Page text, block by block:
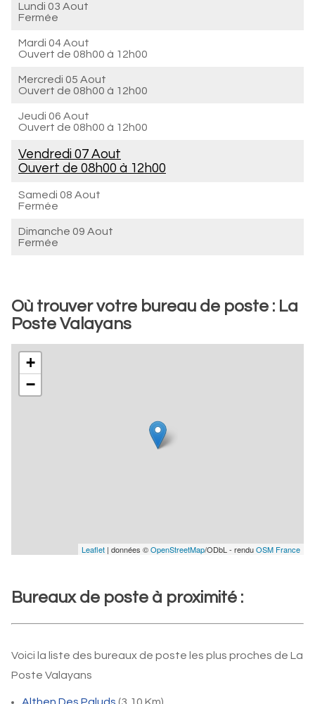
Lundi 03 Aout
Fermée
Mardi 04 Aout
Ouvert de 08h00 à 12h00
Mercredi 05 Aout
Ouvert de 08h00 à 12h00
Jeudi 06 Aout
Ouvert de 08h00 à 12h00
Vendredi 07 Aout
Ouvert de 08h00 à 12h00
Samedi 08 Aout
Fermée
Dimanche 09 Aout
Fermée
Où trouver votre bureau de poste : La
Poste Valayans
+
−
Leaflet | données ©OpenStreetMap/ODbL - renduOSM France
Bureaux de poste à proximité :
Voici la liste des bureaux de poste les plus proches de La
Poste Valayans